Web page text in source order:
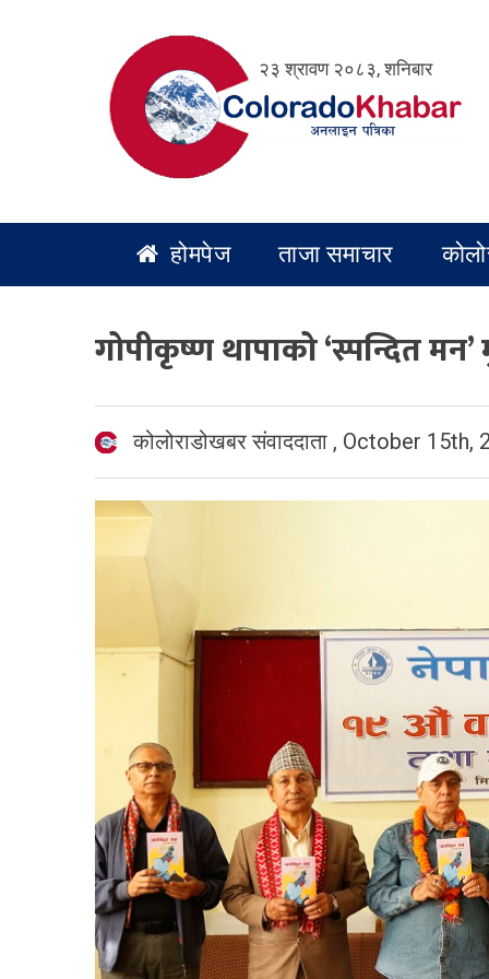
२३ श्रावण २०८३, शनिबार
होमपेज ताजा समाचार
गोपीकृष्ण थापाको ‘स्पन्दित
कोलोराडोखबर संवाददाता , October 15th,